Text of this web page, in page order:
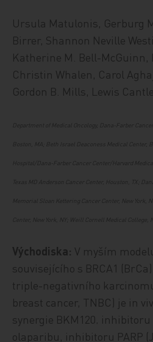
Ursula Matulonis, Gerburg
Birrer, Shannon Neville
Katherine M. Bell-McGuinn,
Christin Whalen, Carol
Gordon B. Mills, Lewis
Department of Medical Oncology, Dana-Farber
Hospital/Dana-Farber Cancer Center/Harvard
Texas MD Anderson Cancer Center, Houston, TX;
Memorial Sloan Kettering Cancer Center, New York,
Center, New York, NY; Weill Cornell Medical College,
Východiska: V myším
souvisejícího s BRCA1
triple-negativního
breast cancer, TNBC) je in
synergie BKM120‚ inhibitoru
olaparibu, inhibitoru PARP